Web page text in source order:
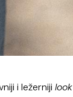
i ležerniji look